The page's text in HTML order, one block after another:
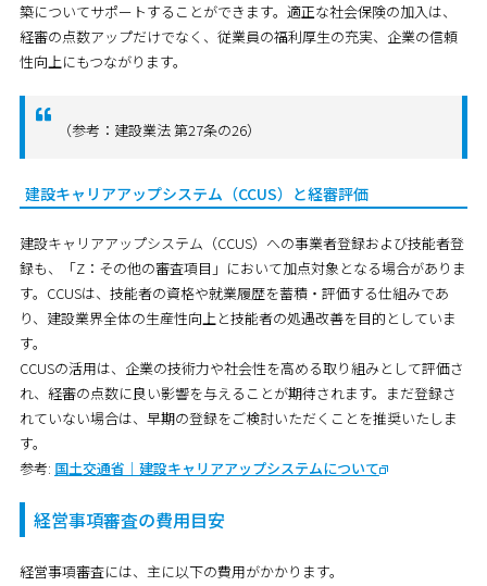
築についてサポートすることができます。適正な社会保険の加入は、
経審の点数アップだけでなく、従業員の福利厚生の充実、企業の信頼
性向上にもつながります。
（参考：建設業法 第27条の26）
建設キャリアアップシステム（CCUS）と経審評価
建設キャリアアップシステム（CCUS）への事業者登録および技能者登
録も、「Z：その他の審査項目」において加点対象となる場合がありま
す。CCUSは、技能者の資格や就業履歴を蓄積・評価する仕組みであ
り、建設業界全体の生産性向上と技能者の処遇改善を目的としていま
す。
CCUSの活用は、企業の技術力や社会性を高める取り組みとして評価さ
れ、経審の点数に良い影響を与えることが期待されます。まだ登録さ
れていない場合は、早期の登録をご検討いただくことを推奨いたしま
す。
参考: 国土交通省｜建設キャリアアップシステムについて
経営事項審査の費用目安
経営事項審査には、主に以下の費用がかかります。